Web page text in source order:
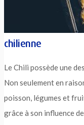
chilienne
Le Chili possède une
Non seulement en
poisson, légumes et
grâce à son influence